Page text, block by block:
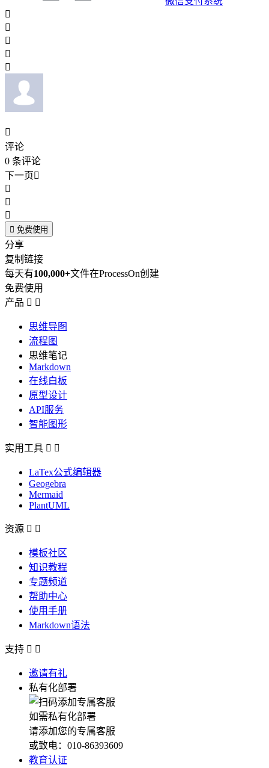






评论
0 条评论
下一页



 免费使用
分享
复制链接
每天有100,000+文件在ProcessOn创建
免费使用
产品  
思维导图
流程图
思维笔记
Markdown
在线白板
原型设计
API服务
智能图形
实用工具  
LaTex公式编辑器
Geogebra
Mermaid
PlantUML
资源  
模板社区
知识教程
专题频道
帮助中心
使用手册
Markdown语法
支持  
邀请有礼
私有化部署
如需私有化部署
请添加您的专属客服
或致电：010-86393609
教育认证